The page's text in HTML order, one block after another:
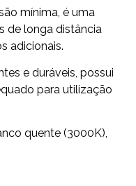
mínima, é uma
de longa distância
adicionais.
e duráveis, possui
para utilização
quente (3000K),